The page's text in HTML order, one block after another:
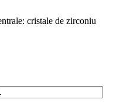
cristale de zirconiu